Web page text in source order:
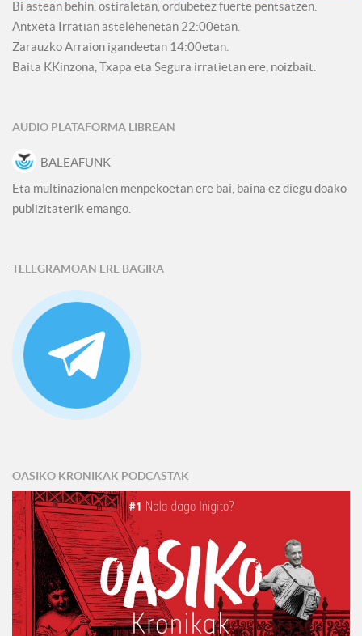
Bi astean behin, ostiraletan, ordubetez fuerte pentsatzen.
Antxeta Irratian astelehenetan 22:00etan.
Zarauzko Arraion igandeetan 14:00etan.
Baita KKinzona, Txapa eta Segura irratietan ere, noizbait.
AUDIO PLATAFORMA LIBREAN
BALEAFUNK
Eta multinazionalen menpekoetan ere bai, baina ez diegu doako
publizitaterik emango.
TELEGRAMOAN ERE BAGIRA
OASIKO KRONIKAK PODCASTAK